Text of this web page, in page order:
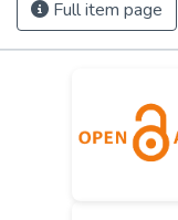
Full item page